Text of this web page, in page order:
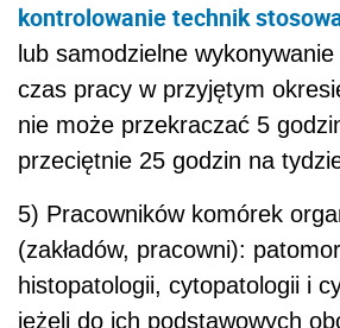
kontrolowanie technik
lub samodzielne
czas pracy w przyjętym
nie może przekraczać 5
przeciętnie 25 godzin na
5) Pracowników komórek
(zakładów, pracowni):
histopatologii, cytopatologii i
jeżeli do ich podstawowych